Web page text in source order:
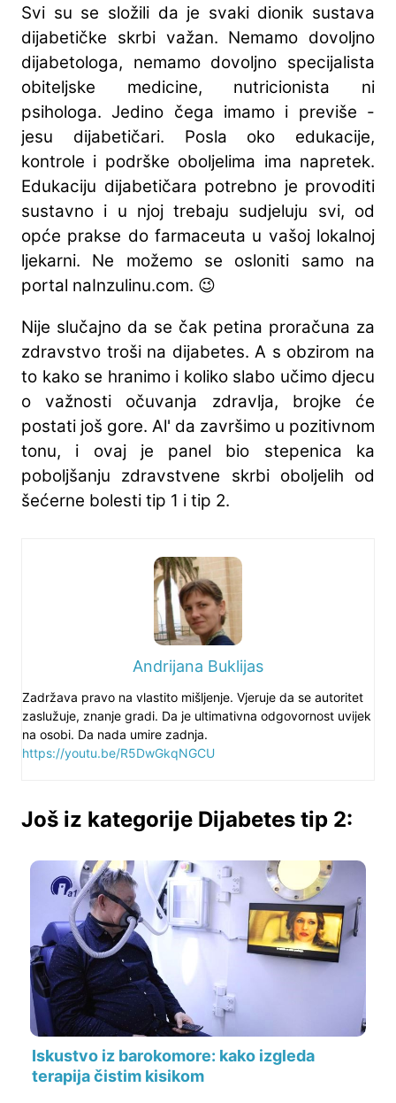
Svi su se složili da je svaki dionik sustava
dijabetičke skrbi važan. Nemamo dovoljno
dijabetologa, nemamo dovoljno specijalista
obiteljske medicine, nutricionista ni
psihologa. Jedino čega imamo i previše -
jesu dijabetičari. Posla oko edukacije,
kontrole i podrške oboljelima ima napretek.
Edukaciju dijabetičara potrebno je provoditi
sustavno i u njoj trebaju sudjeluju svi, od
opće prakse do farmaceuta u vašoj lokalnoj
ljekarni. Ne možemo se osloniti samo na
portal naInzulinu.com. 😉
Nije slučajno da se čak petina proračuna za
zdravstvo troši na dijabetes. A s obzirom na
to kako se hranimo i koliko slabo učimo djecu
o važnosti očuvanja zdravlja, brojke će
postati još gore. Al' da završimo u pozitivnom
tonu, i ovaj je panel bio stepenica ka
poboljšanju zdravstvene skrbi oboljelih od
šećerne bolesti tip 1 i tip 2.
Andrijana Buklijas
Zadržava pravo na vlastito mišljenje. Vjeruje da se autoritet
zaslužuje, znanje gradi. Da je ultimativna odgovornost uvijek
na osobi. Da nada umire zadnja.
https://youtu.be/R5DwGkqNGCU
Još iz kategorije Dijabetes tip 2:
Iskustvo iz barokomore: kako izgleda
terapija čistim kisikom